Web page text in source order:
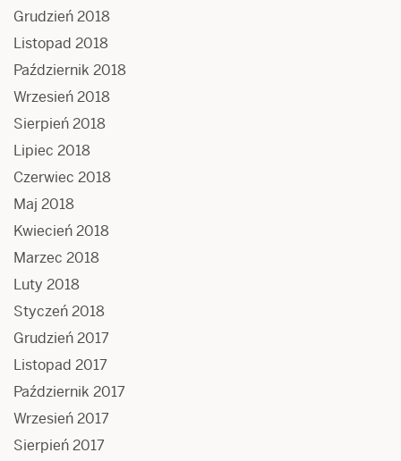
Grudzień 2018
Listopad 2018
Październik 2018
Wrzesień 2018
Sierpień 2018
Lipiec 2018
Czerwiec 2018
Maj 2018
Kwiecień 2018
Marzec 2018
Luty 2018
Styczeń 2018
Grudzień 2017
Listopad 2017
Październik 2017
Wrzesień 2017
Sierpień 2017